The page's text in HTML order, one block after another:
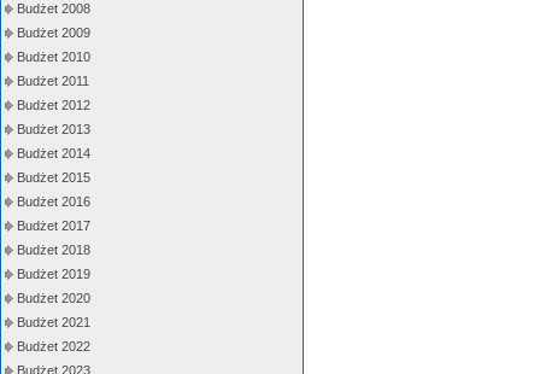
Budżet 2008
Budżet 2009
Budżet 2010
Budżet 2011
Budżet 2012
Budżet 2013
Budżet 2014
Budżet 2015
Budżet 2016
Budżet 2017
Budżet 2018
Budżet 2019
Budżet 2020
Budżet 2021
Budżet 2022
Budżet 2023